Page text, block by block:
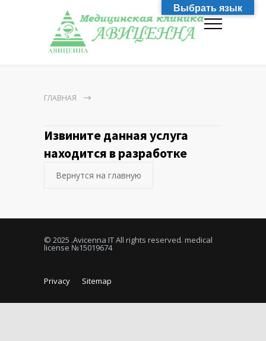
ГЛАВНАЯ
Извините данная услуга
находится в разработке
Вернутся на главную
© 2025 .Avicenna IT All rights reserved. medical
license №15019674
Privacy Sitemap
Выбрать язык